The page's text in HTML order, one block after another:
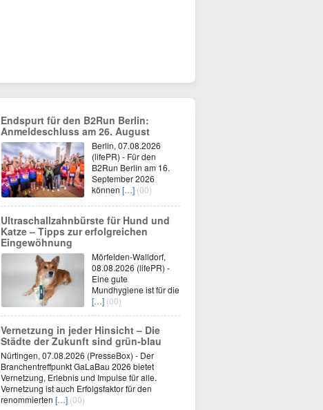
Endspurt für den B2Run Berlin:
Anmeldeschluss am 26. August
Berlin, 07.08.2026
(lifePR) - Für den
B2Run Berlin am 16.
September 2026
können […] (00)
Ultraschallzahnbürste für Hund und
Katze – Tipps zur erfolgreichen
Eingewöhnung
Mörfelden-Walldorf,
08.08.2026 (lifePR) -
Eine gute
Mundhygiene ist für die
[…] (00)
Vernetzung in jeder Hinsicht – Die
Städte der Zukunft sind grün-blau
Nürtingen, 07.08.2026 (PresseBox) - Der
Branchentreffpunkt GaLaBau 2026 bietet
Vernetzung, Erlebnis und Impulse für alle.
Vernetzung ist auch Erfolgsfaktor für den
renommierten […] (00)